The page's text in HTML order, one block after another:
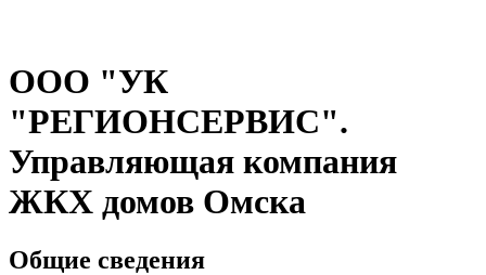
ООО "УК
"РЕГИОНСЕРВИС".
Управляющая компания
ЖКХ домов Омска
Общие сведения